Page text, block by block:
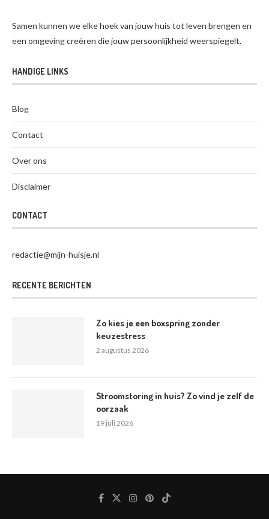
Samen kunnen we elke hoek van jouw huis tot leven brengen en
een omgeving creëren die jouw persoonlijkheid weerspiegelt.
HANDIGE LINKS
Blog
Contact
Over ons
Disclaimer
CONTACT
redactie@mijn-huisje.nl
RECENTE BERICHTEN
Zo kies je een boxspring zonder
keuzestress
2 augustus 2026
Stroomstoring in huis? Zo vind je zelf de
oorzaak
19 juli 2026